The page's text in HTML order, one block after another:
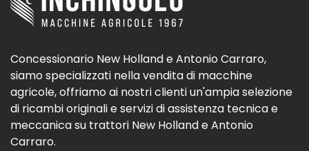
Concessionario New Holland e Antonio Carraro,
siamo specializzati nella vendita di macchine
agricole, offriamo ai nostri clienti un'ampia selezione
di ricambi originali e servizi di assistenza tecnica e
meccanica su trattori New Holland e Antonio
Carraro.